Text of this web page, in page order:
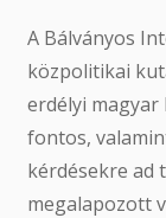
A Bálványos
közpolitikai
erdélyi
fontos,
kérdésekre ad
megalapozott